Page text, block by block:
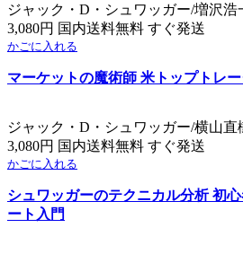
ジャック・D・シュワッガー/増沢
3,080円 国内送料無料 すぐ発送
かごに入れる
マーケットの魔術師 米トップトレ
ジャック・D・シュワッガー/横山
3,080円 国内送料無料 すぐ発送
かごに入れる
シュワッガーのテクニカル分析 初
ート入門